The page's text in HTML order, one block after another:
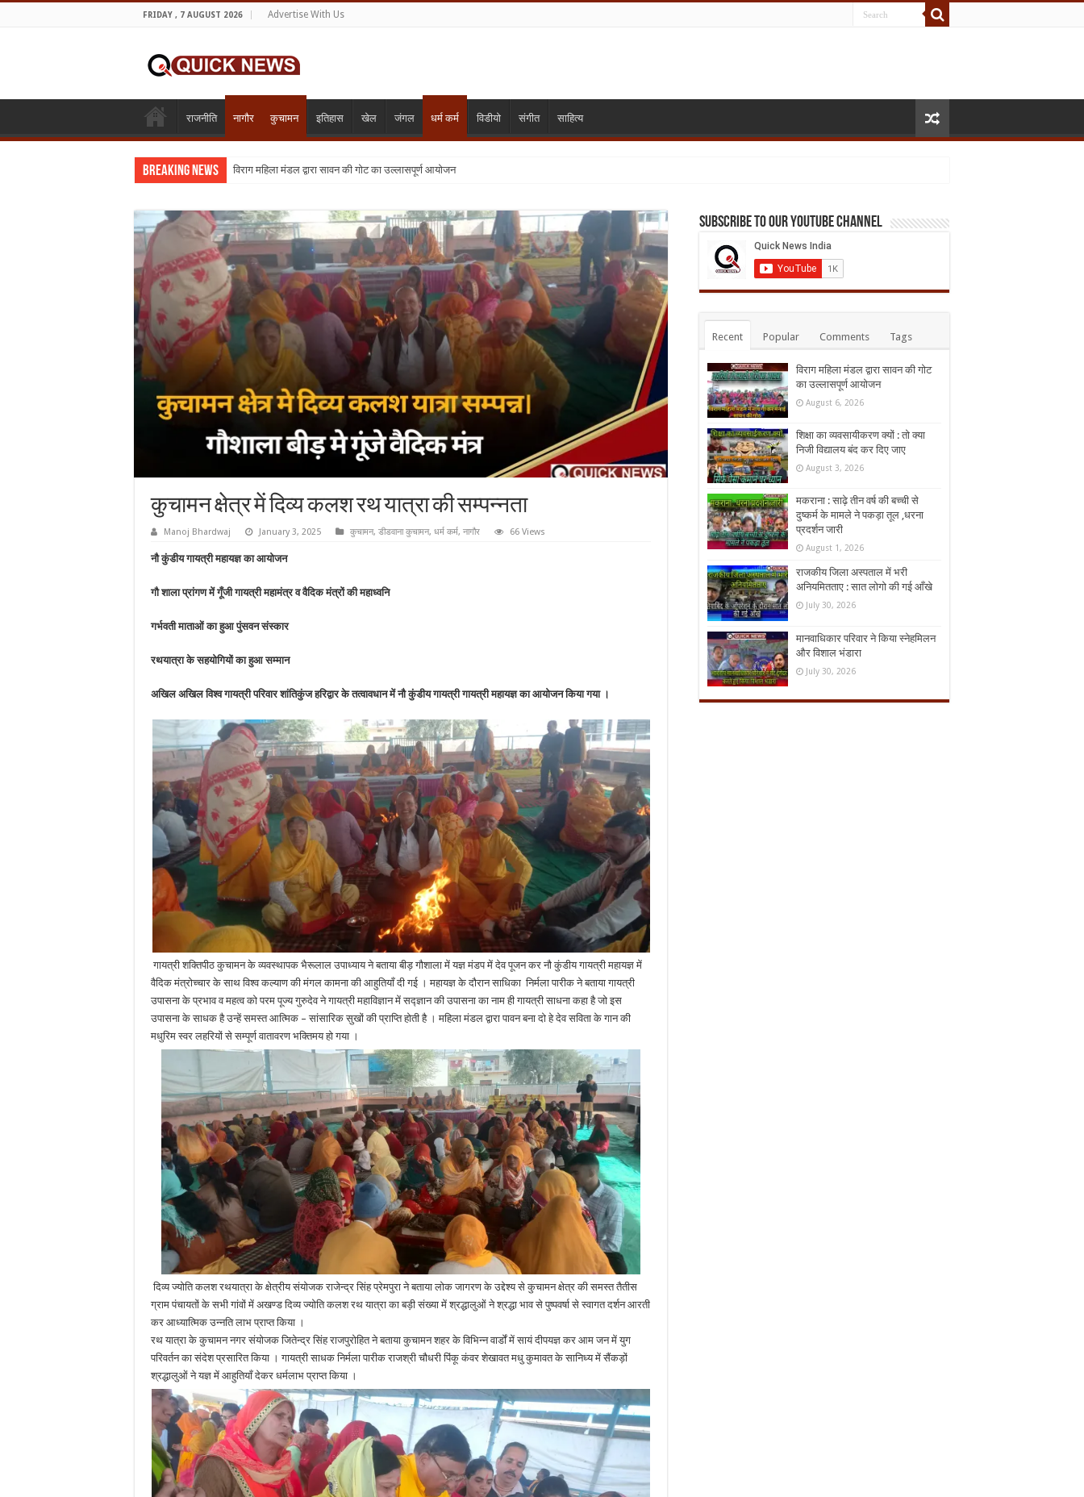
FRIDAY , 7 AUGUST 2026 Advertise With Us
राजनीति नागौर कुचामन इतिहास खेल जंगल धर्म कर्म विडीयो संगीत साहित्य
Breaking News शिक्षा का व्यवसायीकरण क्यों : तो क्या निजी विद्यालय बंद कर दिए जाए
कुचामन क्षेत्र में दिव्य कलश रथ यात्रा की सम्पन्नता
Manoj Bhardwaj January 3, 2025 कुचामन, डीडवाना कुचामन, धर्म कर्म, नागौर 66 Views
नौ कुंडीय गायत्री महायज्ञ का आयोजन
गौ शाला प्रांगण में गूँजी गायत्री महामंत्र व वैदिक मंत्रों की महाध्वनि
गर्भवती माताओं का हुआ पुंसवन संस्कार
रथयात्रा के सहयोगियों का हुआ सम्मान
अखिल अखिल विश्व गायत्री परिवार शांतिकुंज हरिद्वार के तत्वावधान में नौ कुंडीय गायत्री गायत्री महायज्ञ का आयोजन किया गया ।
गायत्री शक्तिपीठ कुचामन के व्यवस्थापक भैरूलाल उपाध्याय ने बताया बीड़ गौशाला में यज्ञ मंडप में देव पूजन कर नौ कुंडीय गायत्री महायज्ञ में
वैदिक मंत्रोच्चार के साथ विश्व कल्याण की मंगल कामना की आहुतियाँ दी गई । महायज्ञ के दौरान साधिका निर्मला पारीक ने बताया गायत्री
उपासना के प्रभाव व महत्व को परम पूज्य गुरुदेव ने गायत्री महाविज्ञान में सद्ज्ञान की उपासना का नाम ही गायत्री साधना कहा है जो इस
उपासना के साधक है उन्हें समस्त आत्मिक – सांसारिक सुखों की प्राप्ति होती है । महिला मंडल द्वारा पावन बना दो हे देव सविता के गान की
मधुरिम स्वर लहरियों से सम्पूर्ण वातावरण भक्तिमय हो गया ।
दिव्य ज्योति कलश रथयात्रा के क्षेत्रीय संयोजक राजेन्द्र सिंह प्रेमपुरा ने बताया लोक जागरण के उद्देश्य से कुचामन क्षेत्र की समस्त तैतीस
ग्राम पंचायतों के सभी गांवों में अखण्ड दिव्य ज्योति कलश रथ यात्रा का बड़ी संख्या में श्रद्धालुओं ने श्रद्धा भाव से पुष्पवर्षा से स्वागत दर्शन आरती
कर आध्यात्मिक उन्नति लाभ प्राप्त किया ।
रथ यात्रा के कुचामन नगर संयोजक जितेन्द्र सिंह राजपुरोहित ने बताया कुचामन शहर के विभिन्न वार्डों में सायं दीपयज्ञ कर आम जन में युग
परिवर्तन का संदेश प्रसारित किया । गायत्री साधक निर्मला पारीक राजश्री चौधरी पिंकू कंवर शेखावत मधु कुमावत के सानिध्य में सैंकड़ों
श्रद्धालुओं ने यज्ञ में आहुतियाँ देकर धर्मलाभ प्राप्त किया ।
Subscribe to our Youtube Channel
Recent Popular Comments Tags
विराग महिला मंडल द्वारा सावन की गोट
का उल्लासपूर्ण आयोजन
August 6, 2026
शिक्षा का व्यवसायीकरण क्यों : तो क्या
निजी विद्यालय बंद कर दिए जाए
August 3, 2026
मकराना : साढ़े तीन वर्ष की बच्ची से
दुष्कर्म के मामले ने पकड़ा तूल ,धरना
प्रदर्शन जारी
August 1, 2026
राजकीय जिला अस्पताल में भरी
अनियमितताए : सात लोगो की गई आँखे
July 30, 2026
मानवाधिकार परिवार ने किया स्नेहमिलन
और विशाल भंडारा
July 30, 2026